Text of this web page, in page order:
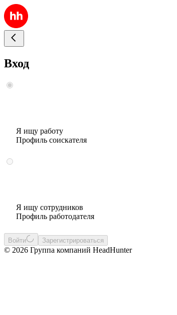
Вход
Я ищу работу
Профиль соискателя
Я ищу сотрудников
Профиль работодателя
Войти Зарегистрироваться
© 2026 Группа компаний HeadHunter